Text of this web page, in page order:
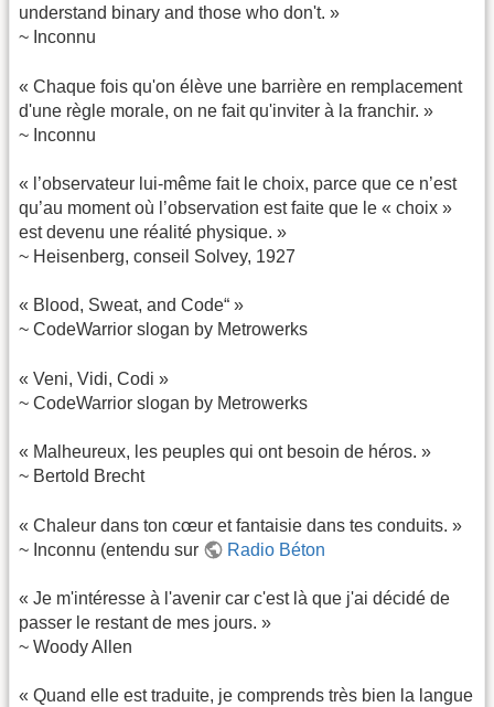
understand binary and those who don't. »
~ Inconnu
« Chaque fois qu'on élève une barrière en remplacement
d'une règle morale, on ne fait qu'inviter à la franchir. »
~ Inconnu
« l’observateur lui-même fait le choix, parce que ce n’est
qu’au moment où l’observation est faite que le « choix »
est devenu une réalité physique. »
~ Heisenberg, conseil Solvey, 1927
« Blood, Sweat, and Code“ »
~ CodeWarrior slogan by Metrowerks
« Veni, Vidi, Codi »
~ CodeWarrior slogan by Metrowerks
« Malheureux, les peuples qui ont besoin de héros. »
~ Bertold Brecht
« Chaleur dans ton cœur et fantaisie dans tes conduits. »
~ Inconnu (entendu sur
Radio Béton
« Je m'intéresse à l'avenir car c'est là que j'ai décidé de
passer le restant de mes jours. »
~ Woody Allen
« Quand elle est traduite, je comprends très bien la langue